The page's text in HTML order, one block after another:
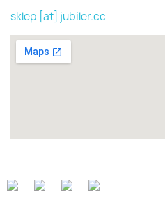
sklep [at] jubiler.cc